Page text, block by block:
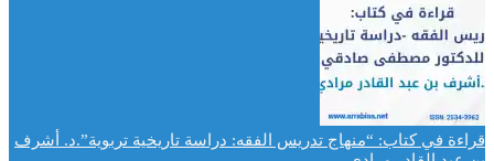
قراءة في كتاب: “منهاج تدريس الفقه: دراسة تاريخية تربوية”.د. أشرف